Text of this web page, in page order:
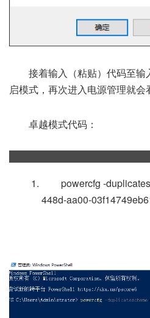
接着输入（粘贴）代码至
启模式，再次进入电源管理就会
卓越模式代码：
powercfg -
448d-aa00-